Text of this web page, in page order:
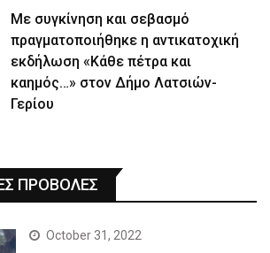
Με συγκίνηση και σεβασμό
πραγματοποιήθηκε η αντικατοχική
εκδήλωση «Κάθε πέτρα και
καημός…» στον Δήμο Λατσιών-
Γερίου
ΠΡΟΒΟΛΕΣ
October 31, 2022